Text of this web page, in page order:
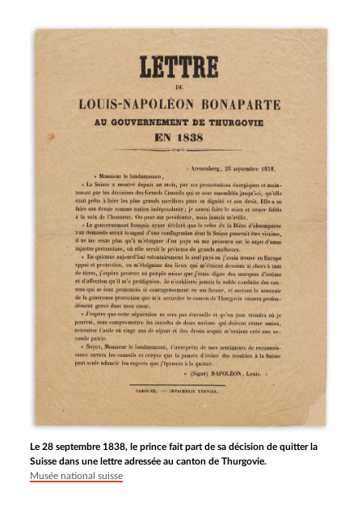
Le 28 septembre 1838, le prince fait part de sa décision de quitter la
Suisse dans une lettre adressée au canton de Thurgovie.
Musée national suisse